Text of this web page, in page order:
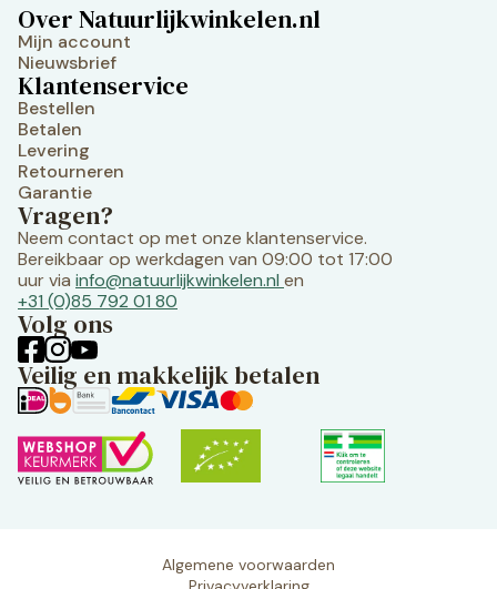
Over Natuurlijkwinkelen.nl
Mijn account
Nieuwsbrief
Klantenservice
Bestellen
Betalen
Levering
Retourneren
Garantie
Vragen?
Neem contact op met onze klantenservice.
Bereikbaar op werkdagen van 09:00 tot 17:00
uur via info@natuurlijkwinkelen.nl en
+31 (0)85 792 01 80
Volg ons
Veilig en makkelijk betalen
Algemene voorwaarden